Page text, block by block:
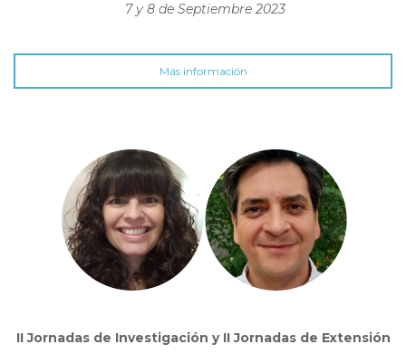
7 y 8 de Septiembre 2023
Más información
II Jornadas de Investigación y II Jornadas de Extensión